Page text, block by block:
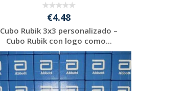
€4.48
Cubo Rubik 3x3 personalizado –
Cubo Rubik con logo como...
Solicitar
presupuesto